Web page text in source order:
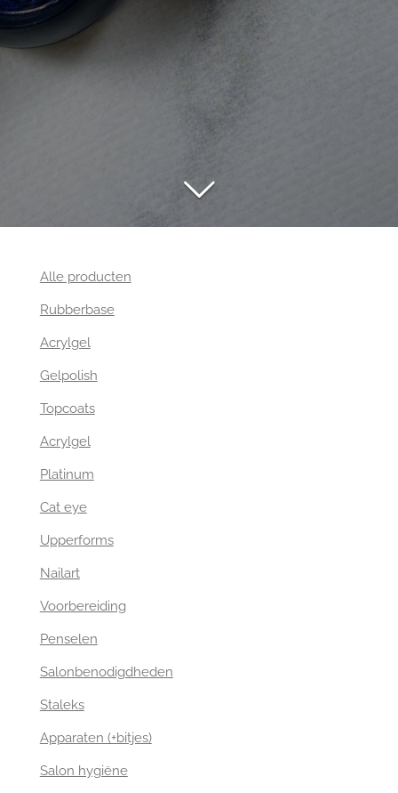
Alle producten
Rubberbase
Acrylgel
Gelpolish
Topcoats
Acrylgel
Platinum
Cat eye
Upperforms
Nailart
Voorbereiding
Penselen
Salonbenodigdheden
Staleks
Apparaten (+bitjes)
Salon hygiëne